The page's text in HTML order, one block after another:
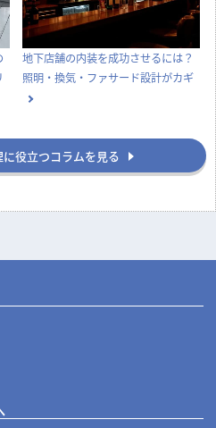
地下店舗の内装を成功させるには？
照明・換気・ファサード設計がカギ
役立つコラムを見る